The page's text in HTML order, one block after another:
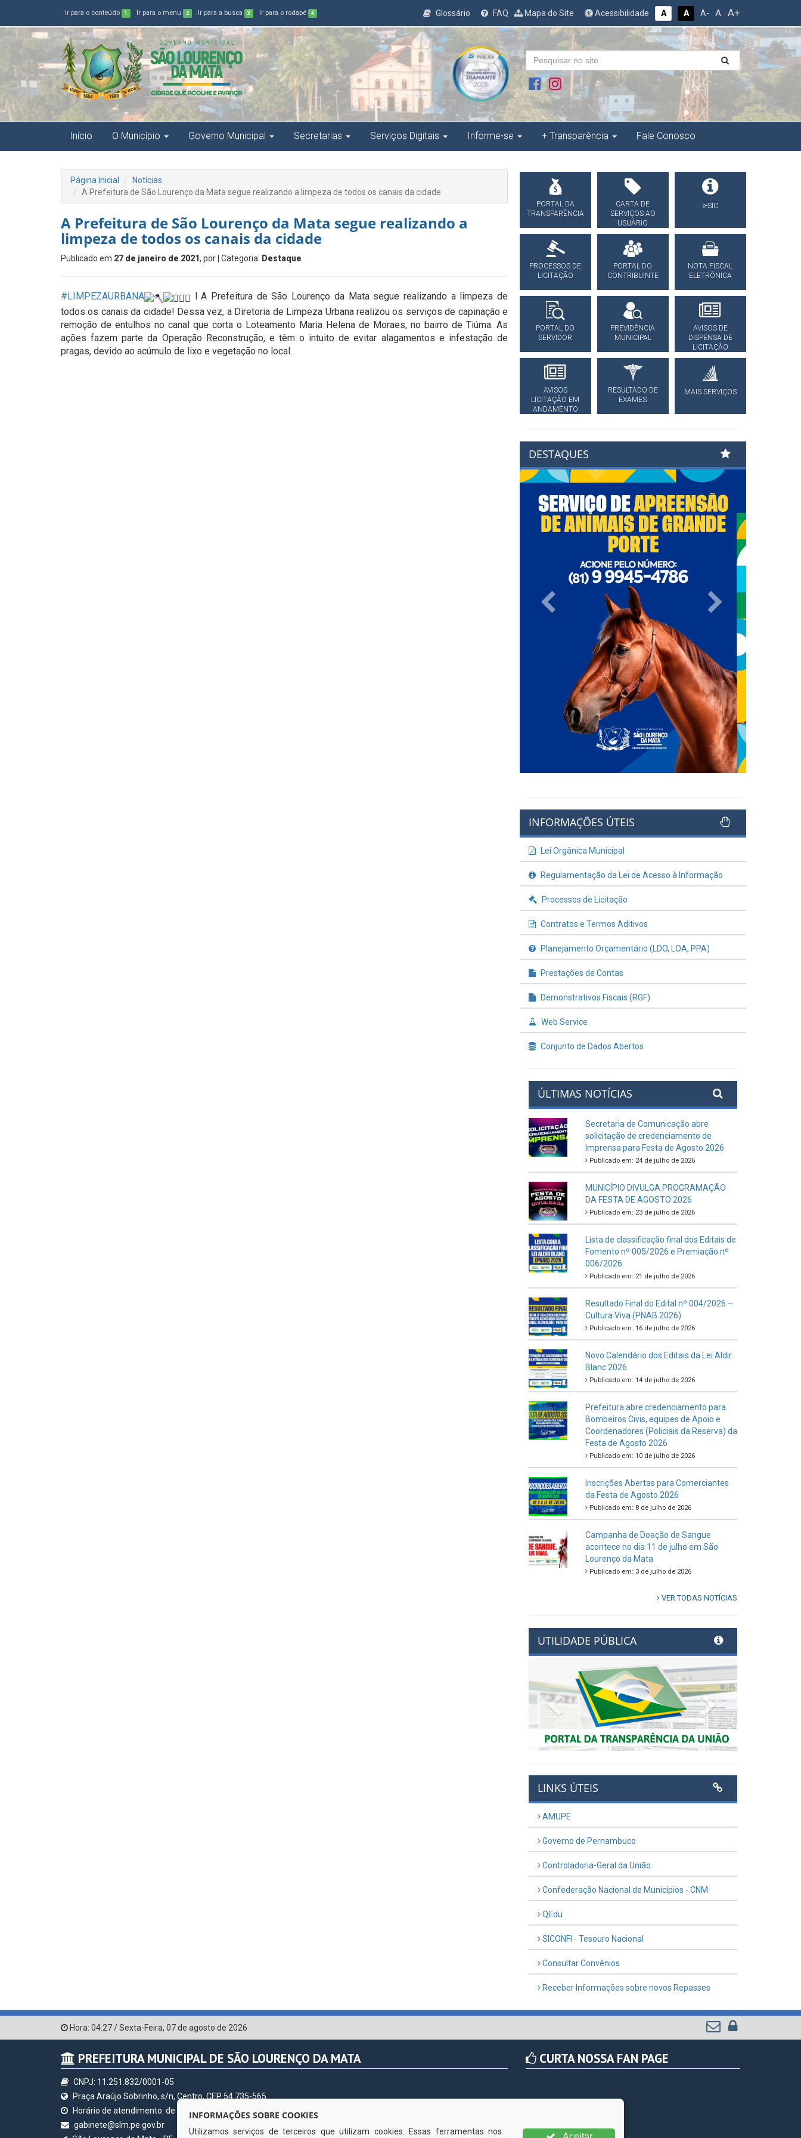
Ir para o conteúdo 1 Ir para o menu 2 Ir para a busca 3 Ir para o rodapé 4 Glossário FAQ Mapa do Site Acessibilidade A A A- A A+
Início O Município Governo Municipal Secretarias Serviços Digitais Informe-se + Transparência Fale Conosco
Página Inicial
Notícias
A Prefeitura de São Lourenço da Mata segue realizando a limpeza de todos os canais da cidade
A Prefeitura de São Lourenço da Mata segue realizando a
limpeza de todos os canais da cidade
Publicado em 27 de janeiro de 2021, por | Categoria: Destaque
#LIMPEZAURBANA
l A Prefeitura de São Lourenço da Mata segue realizando a limpeza de
todos os canais da cidade! Dessa vez, a Diretoria de Limpeza Urbana realizou os serviços de capinação e
remoção de entulhos no canal que corta o Loteamento Maria Helena de Moraes, no bairro de Tiúma. As
ações fazem parte da Operação Reconstrução, e têm o intuito de evitar alagamentos e infestação de
pragas, devido ao acúmulo de lixo e vegetação no local.
PORTAL DA
TRANSPARÊNCIA
CARTA DE
SERVIÇOS AO
USUÁRIO
e-SIC
PROCESSOS DE
LICITAÇÃO
PORTAL DO
CONTRIBUINTE
NOTA FISCAL
ELETRÔNICA
PORTAL DO
SERVIDOR
PREVIDÊNCIA
MUNICIPAL
AVISOS DE
DISPENSA DE
LICITAÇÂO
AVISOS
LICITAÇÃO EM
ANDAMENTO
RESULTADO DE
EXAMES
MAIS SERVIÇOS
DESTAQUES
INFORMAÇÕES ÚTEIS
Lei Orgânica Municipal
Regulamentação da Lei de Acesso à Informação
Processos de Licitação
Contratos e Termos Aditivos
Planejamento Orçamentário (LDO, LOA, PPA)
Prestações de Contas
Demonstrativos Fiscais (RGF)
Web Service
Conjunto de Dados Abertos
ÚLTIMAS NOTÍCIAS
Secretaria de Comunicação abre
solicitação de credenciamento de
Imprensa para Festa de Agosto 2026
Publicado em: 24 de julho de 2026
MUNICÍPIO DIVULGA PROGRAMAÇÃO
DA FESTA DE AGOSTO 2026
Publicado em: 23 de julho de 2026
Lista de classificação final dos Editais de
Fomento nº 005/2026 e Premiação nº
006/2026
Publicado em: 21 de julho de 2026
Resultado Final do Edital nº 004/2026 –
Cultura Viva (PNAB 2026)
Publicado em: 16 de julho de 2026
Novo Calendário dos Editais da Lei Aldir
Blanc 2026
Publicado em: 14 de julho de 2026
Prefeitura abre credenciamento para
Bombeiros Civis, equipes de Apoio e
Coordenadores (Policiais da Reserva) da
Festa de Agosto 2026
Publicado em: 10 de julho de 2026
Inscrições Abertas para Comerciantes
da Festa de Agosto 2026
Publicado em: 8 de julho de 2026
Campanha de Doação de Sangue
acontece no dia 11 de julho em São
Lourenço da Mata
Publicado em: 3 de julho de 2026
VER TODAS NOTÍCIAS
UTILIDADE PÚBLICA
Previous Next
LINKS ÚTEIS
AMUPE
Governo de Pernambuco
Controladoria-Geral da União
Confederação Nacional de Municípios - CNM
QEdu
SICONFI - Tesouro Nacional
Consultar Convênios
Receber Informações sobre novos Repasses
Hora: 04:27/Sexta-Feira, 07 de agosto de 2026
PREFEITURA MUNICIPAL DE SÃO LOURENÇO DA MATA
CNPJ: 11.251.832/0001-05
Praça Araújo Sobrinho, s/n, Centro, CEP 54.735-565
Horário de atendimento: de segunda à sexta, a partir das 07h às 13hs (exceto nos feriados)
gabinete@slm.pe.gov.br
CURTA NOSSA FAN PAGE
INFORMAÇÕES SOBRE COOKIES
Utilizamos serviços de terceiros que utilizam cookies. Essas ferramentas nos